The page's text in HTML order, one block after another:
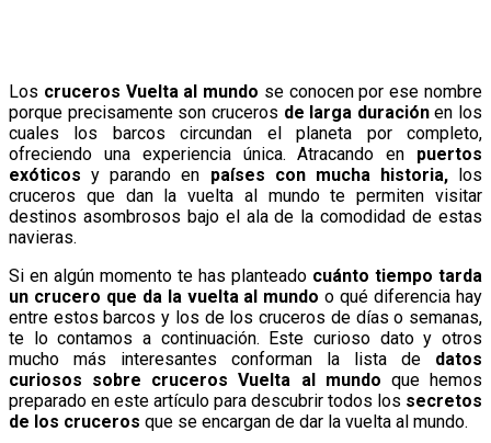
Los cruceros Vuelta al mundo se conocen por ese nombre
porque precisamente son cruceros de larga duraciónen los
cuales los barcos circundan el planeta por completo,
ofreciendo una experiencia única. Atracando en puertos
exóticosy parando en países con mucha historia,los
cruceros que dan la vuelta al mundo te permiten visitar
destinos asombrosos bajo el ala de la comodidad de estas
navieras.
Si en algún momento te has planteado cuánto tiempo tarda
un crucero que da la vuelta al mundo o qué diferencia hay
entre estos barcos y los de los cruceros de días o semanas,
te lo contamos a continuación. Este curioso dato y otros
mucho más interesantes conforman la lista de datos
curiosos sobre cruceros Vuelta al mundo que hemos
preparado en este artículo para descubrir todos los secretos
de los cruceros que se encargan de dar la vuelta al mundo.